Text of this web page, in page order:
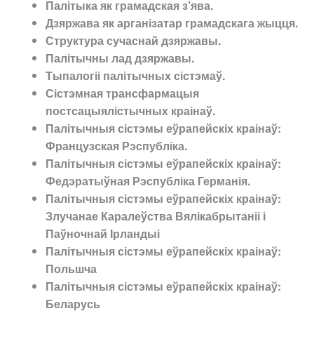
Палітыка як грамадская з’ява.
Дзяржава як арганізатар грамадскага жыцця.
Структура сучаснай дзяржавы.
Палітычны лад дзяржавы.
Тыпалогіі палітычных сістэмаў.
Сістэмная трансфармацыя
постсацыялістычных краінаў.
Палітычныя сістэмы еўрапейскіх краінаў:
Французская Рэспубліка.
Палітычныя сістэмы еўрапейскіх краінаў:
Федэратыўная Рэспубліка Германія.
Палітычныя сістэмы еўрапейскіх краінаў:
Злучанае Каралеўства Вялікабрытаніі і
Паўночнай Ірландыі
Палітычныя сістэмы еўрапейскіх краінаў:
Польшча
Палітычныя сістэмы еўрапейскіх краінаў:
Беларусь